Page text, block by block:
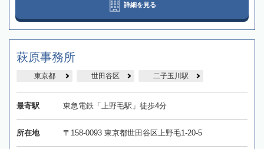
詳細を見る
萩原事務所
東京都 世田谷区 二子玉川駅
最寄駅 東急電鉄「上野毛駅」徒歩4分
所在地 〒158-0093 東京都世田谷区上野毛1-20-5